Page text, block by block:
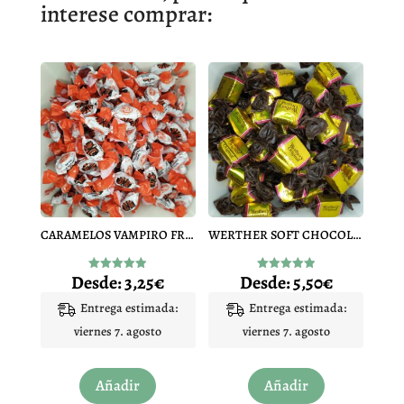
interese comprar:
CARAMELOS VAMPIRO FRESA
Valorado
con
de 5
Desde:3,25€
Entrega estimada:
viernes 7. agosto
Añadir
producto
WERTHER SOFT CHOCOLATE TOFFE BLANDOS
Valorado
con
de 5
Desde:5,50€
Entrega estimada:
viernes 7. agosto
Añadir
producto